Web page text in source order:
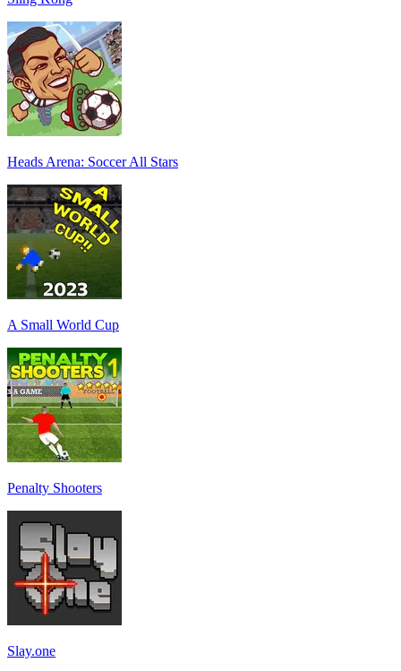
Heads Arena: Soccer All Stars
A Small World Cup
Penalty Shooters
Slay.one